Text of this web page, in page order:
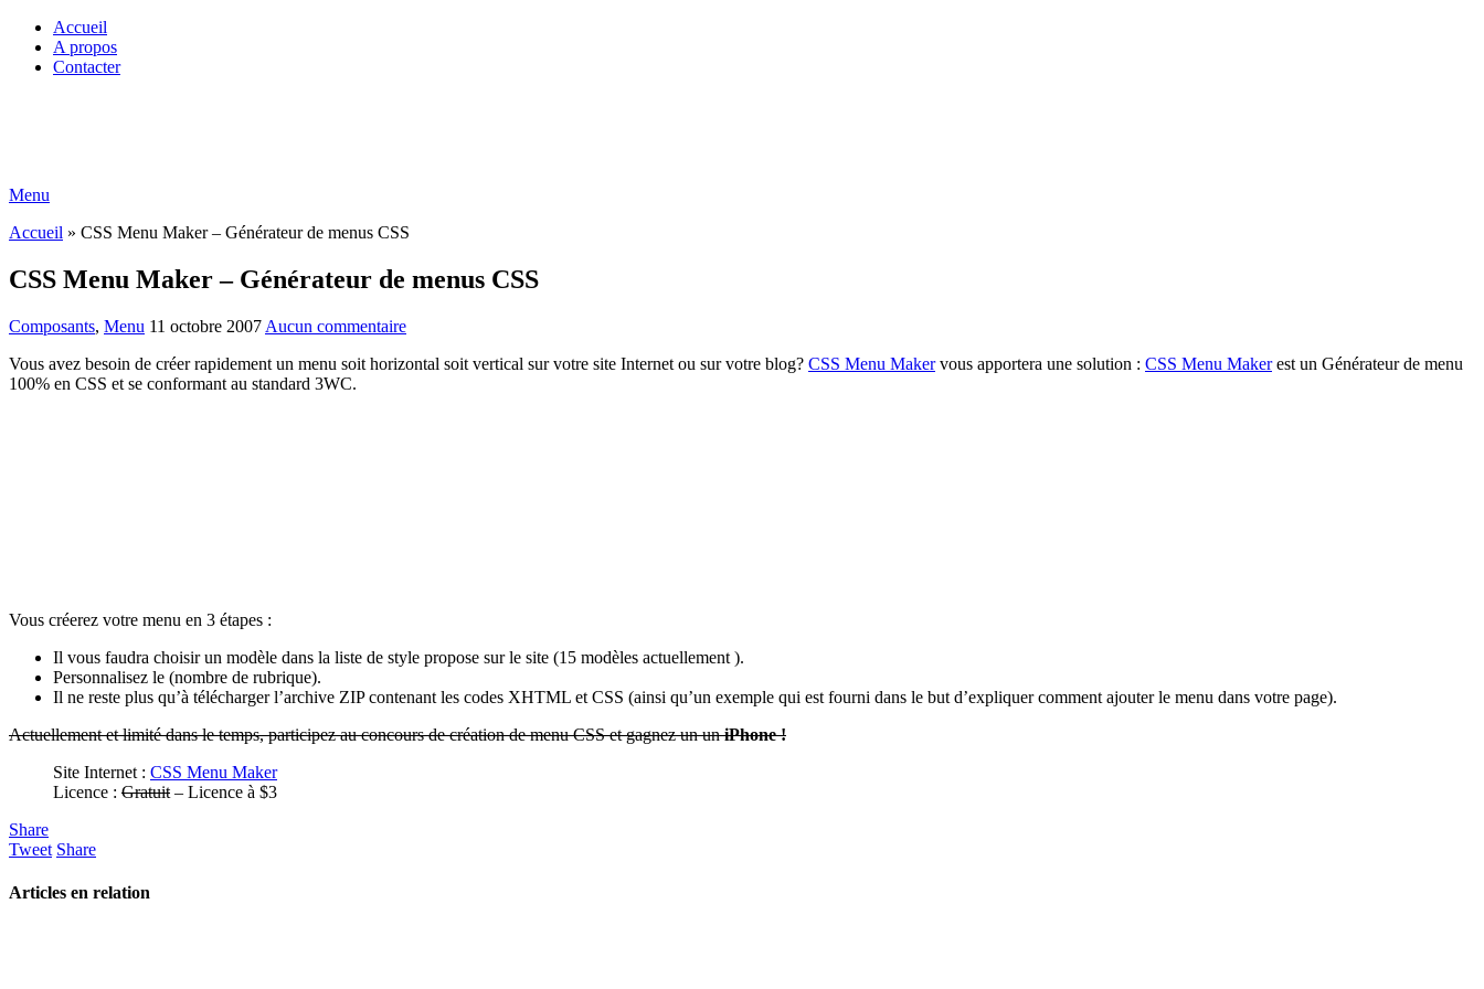
Accueil
A propos
Contacter
Menu
Accueil » CSS Menu Maker – Générateur de menus CSS
CSS Menu Maker – Générateur de menus CSS
Composants, Menu 11 octobre 2007 Aucun commentaire
Vous avez besoin de créer rapidement un menu soit horizontal soit vertical sur votre site Internet ou sur votre blog? CSS Menu Makervous apportera une solution : CSS Menu Makerest un Générateur de menu
100% en CSS et se conformant au standard 3WC.
Vous créerez votre menu en 3 étapes :
Il vous faudra choisir un modèle dans la liste de style propose sur le site (15 modèles actuellement ).
Personnalisez le (nombre de rubrique).
Il ne reste plus qu’à télécharger l’archive ZIP contenant les codes XHTML et CSS (ainsi qu’un exemple qui est fourni dans le but d’expliquer comment ajouter le menu dans votre page).
Actuellement et limité dans le temps, participez au concours de création de menu CSS et gagnez un uniPhone !
Site Internet : CSS Menu Maker
Licence : Gratuit – Licence à $3
Share
Tweet Share
Articles en relation